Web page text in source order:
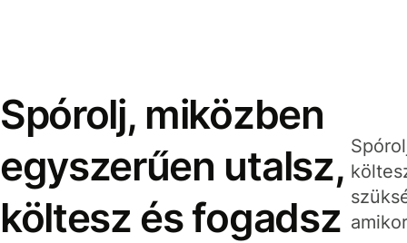
Spórolj, miközben
egyszerűen utalsz,
költesz és fogadsz